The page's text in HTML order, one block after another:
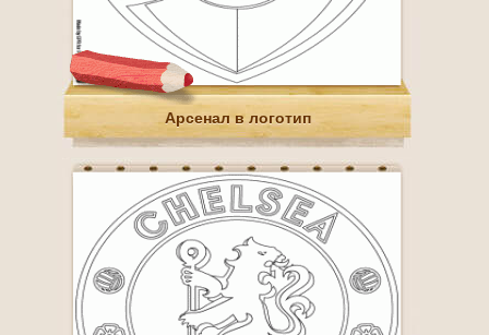
Арсенал в логотип